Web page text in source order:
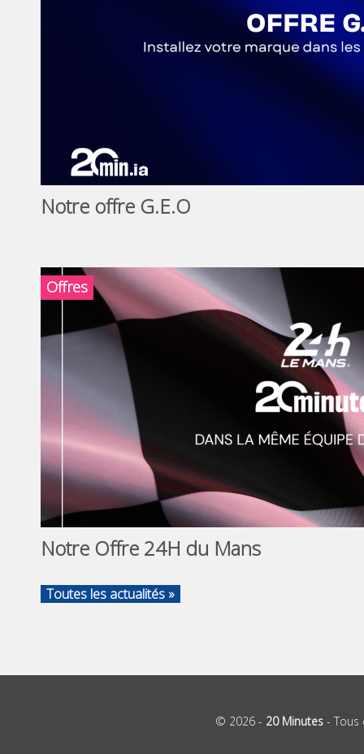
Notre offre G.E.O
Offres
Notre Offre 24H du Mans
Toutes les actualités »
© 2026 - 20 Minutes -